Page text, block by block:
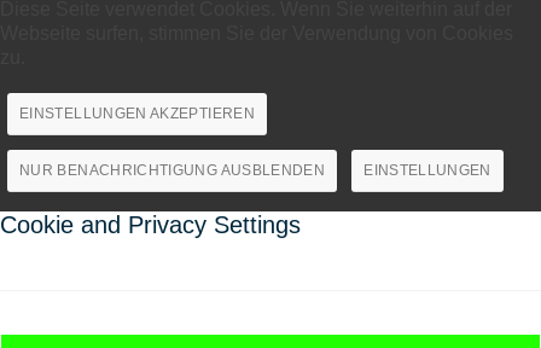
EINSTELLUNGEN AKZEPTIEREN
NUR BENACHRICHTIGUNG AUSBLENDEN EINSTELLUNGEN
Cookie and Privacy Settings